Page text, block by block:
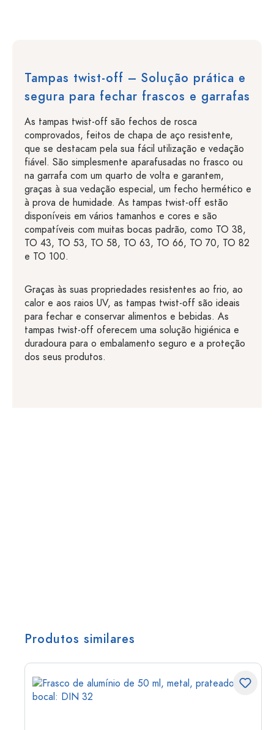
Tampas twist-off – Solução prática e
segura para fechar frascos e garrafas
As tampas twist-off são fechos de rosca
comprovados, feitos de chapa de aço resistente,
que se destacam pela sua fácil utilização e vedação
fiável. São simplesmente aparafusadas no frasco ou
na garrafa com um quarto de volta e garantem,
graças à sua vedação especial, um fecho hermético e
à prova de humidade. As tampas twist-off estão
disponíveis em vários tamanhos e cores e são
compatíveis com muitas bocas padrão, como TO 38,
TO 43, TO 53, TO 58, TO 63, TO 66, TO 70, TO 82
e TO 100.
Graças às suas propriedades resistentes ao frio, ao
calor e aos raios UV, as tampas twist-off são ideais
para fechar e conservar alimentos e bebidas. As
tampas twist-off oferecem uma solução higiénica e
duradoura para o embalamento seguro e a proteção
dos seus produtos.
Produtos similares